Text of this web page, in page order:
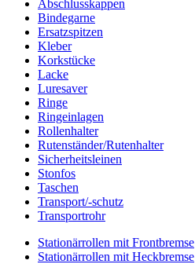
Abschlusskappen
Bindegarne
Ersatzspitzen
Kleber
Korkstücke
Lacke
Luresaver
Ringe
Ringeinlagen
Rollenhalter
Rutenständer/Rutenhalter
Sicherheitsleinen
Stonfos
Taschen
Transport/-schutz
Transportrohr
Stationärrollen mit Frontbremse
Stationärrollen mit Heckbremse